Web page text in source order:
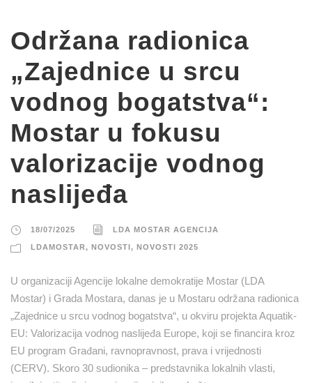
Održana radionica
„Zajednice u srcu
vodnog bogatstva“:
Mostar u fokusu
valorizacije vodnog
naslijeđa
18/07/2025 LDA MOSTAR AGENCIJA
LDAMOSTAR, NOVOSTI, NOVOSTI 2025
U organizaciji Agencije lokalne demokratije Mostar (LDA
Mostar) i Grada Mostara, danas je u Mostaru održana radionica
„Zajednice u srcu vodnog bogatstva“, u okviru projekta Aquatik-
EU: Valorizacija vodnog naslijeđa Europe, koji se financira kroz
EU program Građani, ravnopravnost, prava i vrijednosti
(CERV). Skoro 30 sudionika – predstavnika lokalnih vlasti,